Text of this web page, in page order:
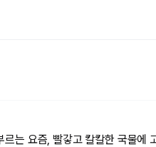
는 요즘, 빨갛고 칼칼한 국물에